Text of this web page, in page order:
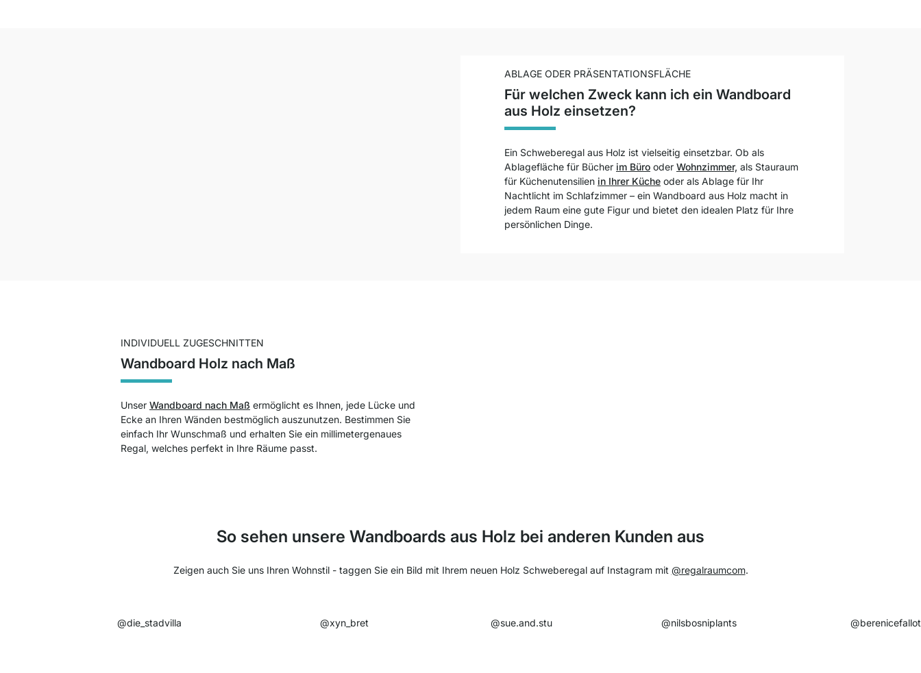
ABLAGE ODER PRÄSENTATIONSFLÄCHE
Für welchen Zweck kann ich ein Wandboard
aus Holz einsetzen?
Ein Schweberegal aus Holz ist vielseitig einsetzbar. Ob als
Ablagefläche für Bücher im Büro oder Wohnzimmer, als Stauraum
für Küchenutensilien in Ihrer Küche oder als Ablage für Ihr
Nachtlicht im Schlafzimmer – ein Wandboard aus Holz macht in
jedem Raum eine gute Figur und bietet den idealen Platz für Ihre
persönlichen Dinge.
INDIVIDUELL ZUGESCHNITTEN
Wandboard Holz nach Maß
Unser Wandboard nach Maß ermöglicht es Ihnen, jede Lücke und
Ecke an Ihren Wänden bestmöglich auszunutzen. Bestimmen Sie
einfach Ihr Wunschmaß und erhalten Sie ein millimetergenaues
Regal, welches perfekt in Ihre Räume passt.
So sehen unsere Wandboards aus Holz bei anderen Kunden aus
Zeigen auch Sie uns Ihren Wohnstil - taggen Sie ein Bild mit Ihrem neuen Holz Schweberegal auf Instagram mit @regalraumcom.
@die_stadvilla ​ @xyn_bret​ @sue.and.stu​ @nilsbosniplants​ @berenicefallot​